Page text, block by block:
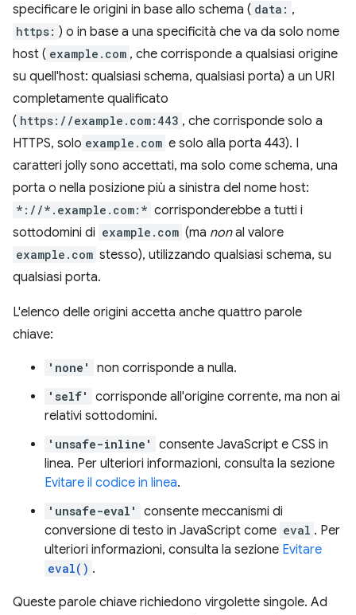
specificare le origini in base allo schema ( data: ,
https: ) o in base a una specificità che va da solo nome
host ( example.com , che corrisponde a qualsiasi origine
su quell'host: qualsiasi schema, qualsiasi porta) a un URI
completamente qualificato
( https://example.com:443 , che corrisponde solo a
HTTPS, solo example.com e solo alla porta 443). I
caratteri jolly sono accettati, ma solo come schema, una
porta o nella posizione più a sinistra del nome host:
*://*.example.com:* corrisponderebbe a tutti i
sottodomini di example.com (ma nonal valore
example.com stesso), utilizzando qualsiasi schema, su
qualsiasi porta.
L'elenco delle origini accetta anche quattro parole
chiave:
'none' non corrisponde a nulla.
'self'
corrisponde all'origine corrente, ma non ai
relativi sottodomini.
'unsafe-inline'
consente JavaScript e CSS in
linea. Per ulteriori informazioni, consulta la sezione
Evitare il codice in linea.
'unsafe-eval'
consente meccanismi di
conversione di testo in JavaScript come eval . Per
ulteriori informazioni, consulta la sezione Evitare
eval() .
Queste parole chiave richiedono virgolette singole. Ad